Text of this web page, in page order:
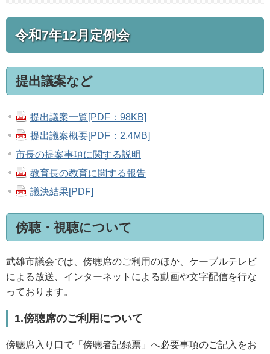
令和7年12月定例会
提出議案など
提出議案一覧[PDF：98KB]
提出議案概要[PDF：2.4MB]
市長の提案事項に関する説明
教育長の教育に関する報告
議決結果[PDF]
傍聴・視聴について
武雄市議会では、傍聴席のご利用のほか、ケーブルテレビ
による放送、インターネットによる動画や文字配信を行な
っております。
1.傍聴席のご利用について
傍聴席入り口で「傍聴者記録票」へ必要事項のご記入をお